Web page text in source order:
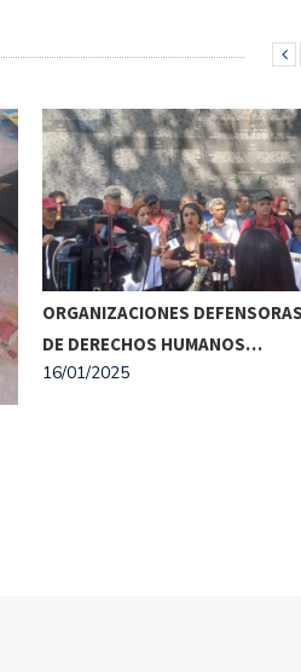
flecha
para
o
el
ORGANIZACIONES DEFENSORAS
DE DERECHOS HUMANOS…
16/01/2025